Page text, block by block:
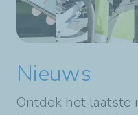
Nieuws
Ontdek het laatste